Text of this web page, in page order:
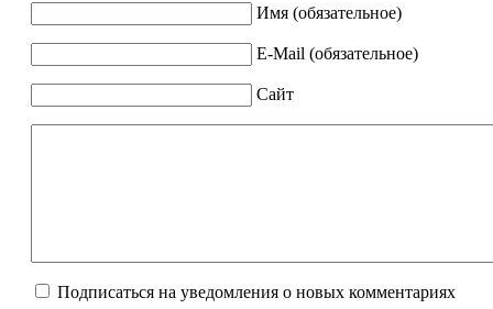
Имя (обязательное)
E-Mail (обязательное)
Сайт
Подписаться на уведомления о новых комментариях